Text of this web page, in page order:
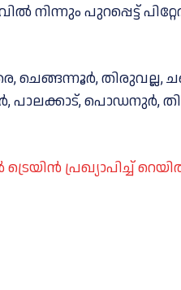
പുറപ്പെട്ട്
ചെങ്ങന്നൂർ, തിരുവല്ല,
പാലക്കാട്, പൊഡനുർ,
പ്രഖ്യാപിച്ച്